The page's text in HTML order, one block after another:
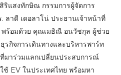
แสงทักษิณ กรรมการผู้จัดการ
ลาดี เดอลาโน่ ประธานเจ้าหน้าที่
ร้อมด้วย คุณเมธิณี อนวัชกุล ผู้ช่วย
รกิจการเดินทางและบริหารพาร์ท
มาร่วมแลกเปลี่ยนประสบการณ์
EV ในประเทศไทย พร้อมหา